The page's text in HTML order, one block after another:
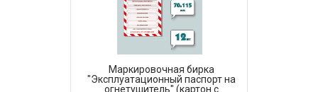
Маркировочная бирка
"Эксплуатационный паспорт на
огнетушитель" (картон с